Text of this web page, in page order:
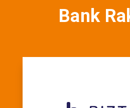
Bank